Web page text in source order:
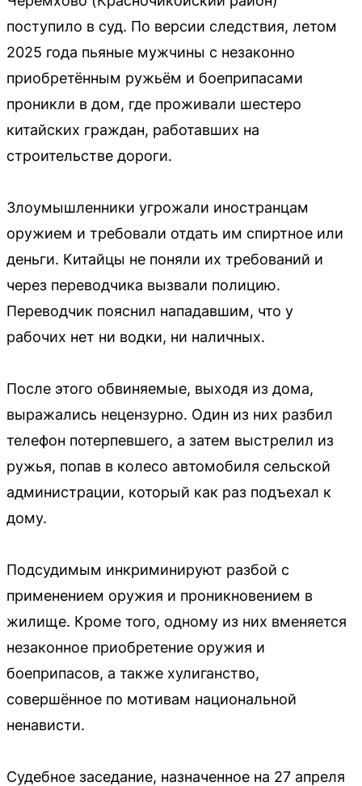
поступило в суд. По версии следствия, летом
2025 года пьяные мужчины с незаконно
приобретённым ружьём и боеприпасами
проникли в дом, где проживали шестеро
китайских граждан, работавших на
строительстве дороги.
Злоумышленники угрожали иностранцам
оружием и требовали отдать им спиртное или
деньги. Китайцы не поняли их требований и
через переводчика вызвали полицию.
Переводчик пояснил нападавшим, что у
рабочих нет ни водки, ни наличных.
После этого обвиняемые, выходя из дома,
выражались нецензурно. Один из них разбил
телефон потерпевшего, а затем выстрелил из
ружья, попав в колесо автомобиля сельской
администрации, который как раз подъехал к
дому.
Подсудимым инкриминируют разбой с
применением оружия и проникновением в
жилище. Кроме того, одному из них вменяется
незаконное приобретение оружия и
боеприпасов, а также хулиганство,
совершённое по мотивам национальной
ненависти.
Судебное заседание, назначенное на 27 апреля